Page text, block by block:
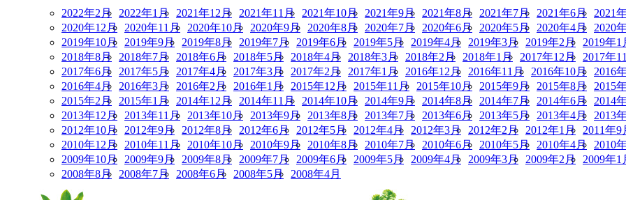
2022年2月 2022年1月 2021年12月 2021年11月 2021年10月 2021年9月 2021年8月 2021年7月 2021年6月 2021
2020年12月 2020年11月 2020年10月 2020年9月 2020年8月 2020年7月 2020年6月 2020年5月 2020年4月 2020
2019年10月 2019年9月 2019年8月 2019年7月 2019年6月 2019年5月 2019年4月 2019年3月 2019年2月 2019年1
2018年8月 2018年7月 2018年6月 2018年5月 2018年4月 2018年3月 2018年2月 2018年1月 2017年12月 2017年
2017年6月 2017年5月 2017年4月 2017年3月 2017年2月 2017年1月 2016年12月 2016年11月 2016年10月 2016
2016年4月 2016年3月 2016年2月 2016年1月 2015年12月 2015年11月 2015年10月 2015年9月 2015年8月 2015
2015年2月 2015年1月 2014年12月 2014年11月 2014年10月 2014年9月 2014年8月 2014年7月 2014年6月 2014
2013年12月 2013年11月 2013年10月 2013年9月 2013年8月 2013年7月 2013年6月 2013年5月 2013年4月 2013
2012年10月 2012年9月 2012年8月 2012年6月 2012年5月 2012年4月 2012年3月 2012年2月 2012年1月 2011年9
2010年12月 2010年11月 2010年10月 2010年9月 2010年8月 2010年7月 2010年6月 2010年5月 2010年4月 2010
2009年10月 2009年9月 2009年8月 2009年7月 2009年6月 2009年5月 2009年4月 2009年3月 2009年2月 2009年1
2008年8月 2008年7月 2008年6月 2008年5月 2008年4月